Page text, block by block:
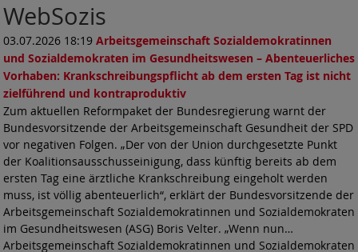
WebSozis
03.07.2026 18:19 Arbeitsgemeinschaft Sozialdemokratinnen
und Sozialdemokraten im Gesundheitswesen – Abenteuerliches
Vorhaben: Krankschreibungspflicht ab dem ersten Tag ist nicht
zielführend und kontraproduktiv
Zum aktuellen Reformpaket der Bundesregierung warnt der
Bundesvorsitzende der Arbeitsgemeinschaft Gesundheit der SPD
vor negativen Folgen. „Der von der Union durchgesetzte Punkt
der Koalitionsausschusseinigung, dass künftig bereits ab dem
ersten Tag eine ärztliche Krankschreibung eingeholt werden
muss, ist völlig abenteuerlich“, erklärt der Bundesvorsitzende der
Arbeitsgemeinschaft Sozialdemokratinnen und Sozialdemokraten
im Gesundheitswesen (ASG) Boris Velter. „Wenn nun…
Arbeitsgemeinschaft Sozialdemokratinnen und Sozialdemokraten